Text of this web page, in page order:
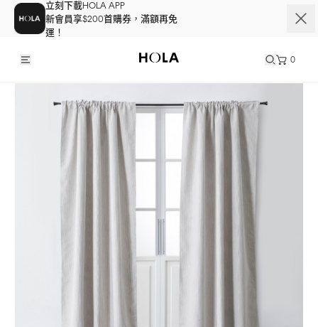
立刻下載HOLA APP
新會員享$200首購券，滿額再免
運！
0